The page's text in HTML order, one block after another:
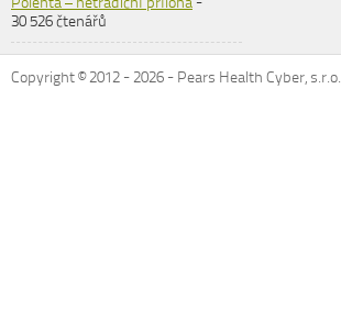
30 526 čtenářů
Copyright © 2012 -2026 - Pears Health Cyber, s.r.o.